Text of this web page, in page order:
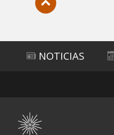
NOTICIAS